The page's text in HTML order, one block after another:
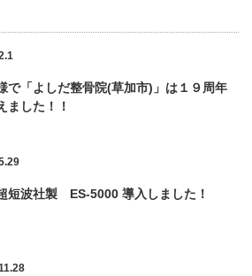
で「よしだ整骨院(草加市)」は１９周年
ました！！
短波社製 ES-5000 導入しました！